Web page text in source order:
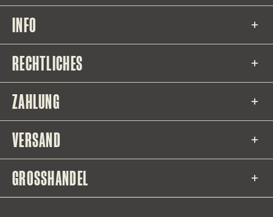
INFO
RECHTLICHES
ZAHLUNG
VERSAND
GROSSHANDEL